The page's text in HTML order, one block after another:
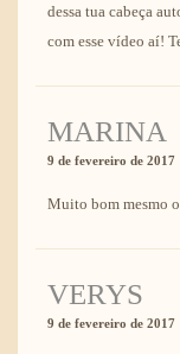
dessa tua cabeça
com esse vídeo aí!
MARINA
9 de fevereiro de 2017
Muito bom mesmo
VERYS
9 de fevereiro de 2017